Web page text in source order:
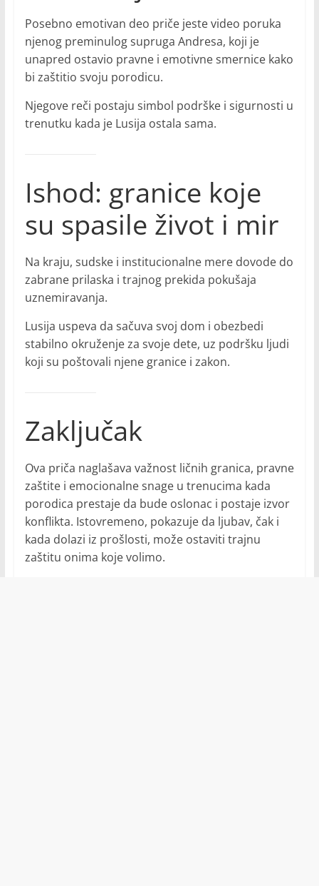
Posebno emotivan deo priče jeste video poruka
njenog preminulog supruga Andresa, koji je
unapred ostavio pravne i emotivne smernice kako
bi zaštitio svoju porodicu.
Njegove reči postaju simbol podrške i sigurnosti u
trenutku kada je Lusija ostala sama.
Ishod: granice koje
su spasile život i mir
Na kraju, sudske i institucionalne mere dovode do
zabrane prilaska i trajnog prekida pokušaja
uznemiravanja.
Lusija uspeva da sačuva svoj dom i obezbedi
stabilno okruženje za svoje dete, uz podršku ljudi
koji su poštovali njene granice i zakon.
Zaključak
Ova priča naglašava važnost ličnih granica, pravne
zaštite i emocionalne snage u trenucima kada
porodica prestaje da bude oslonac i postaje izvor
konflikta. Istovremeno, pokazuje da ljubav, čak i
kada dolazi iz prošlosti, može ostaviti trajnu
zaštitu onima koje volimo.